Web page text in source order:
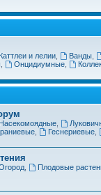
Каттлеи и лелии, Ванды,
Онцидиумные,
Насекомоядные,
, Геснериевые,
, Плодовые